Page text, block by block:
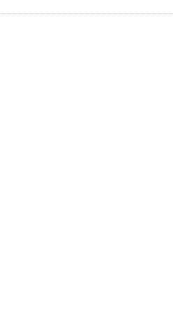
einsehbar und nachträglich
Themen aus. Sollte keines
wir Sie über die Statusanzeige
die